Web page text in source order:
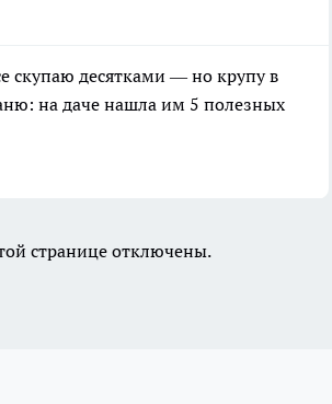
скупаю десятками — но крупу в
на даче нашла им 5 полезных
странице отключены.